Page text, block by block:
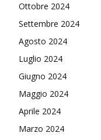
Ottobre 2024
Settembre 2024
Agosto 2024
Luglio 2024
Giugno 2024
Maggio 2024
Aprile 2024
Marzo 2024